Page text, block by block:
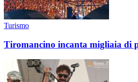
Turismo
Tiromancino incanta migliaia di